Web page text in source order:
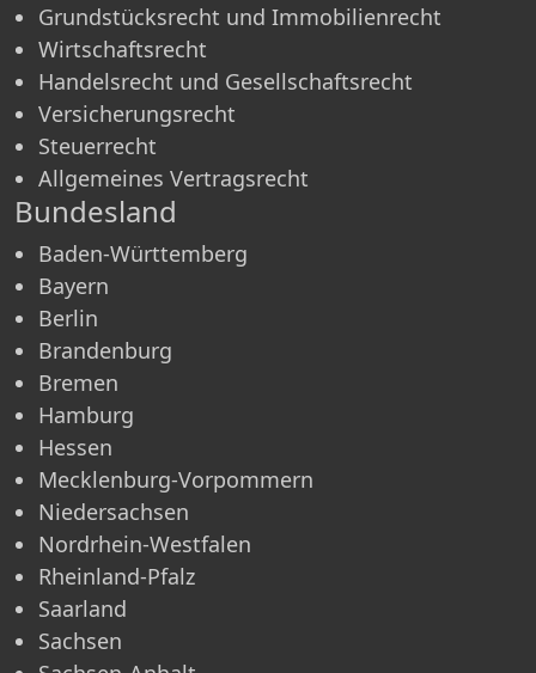
Grundstücksrecht und Immobilienrecht
Wirtschaftsrecht
Handelsrecht und Gesellschaftsrecht
Versicherungsrecht
Steuerrecht
Allgemeines Vertragsrecht
Bundesland
Baden-Württemberg
Bayern
Berlin
Brandenburg
Bremen
Hamburg
Hessen
Mecklenburg-Vorpommern
Niedersachsen
Nordrhein-Westfalen
Rheinland-Pfalz
Saarland
Sachsen